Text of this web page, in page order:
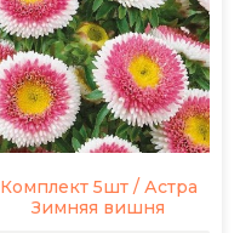
Комплект 5шт / Астра
Зимняя вишня